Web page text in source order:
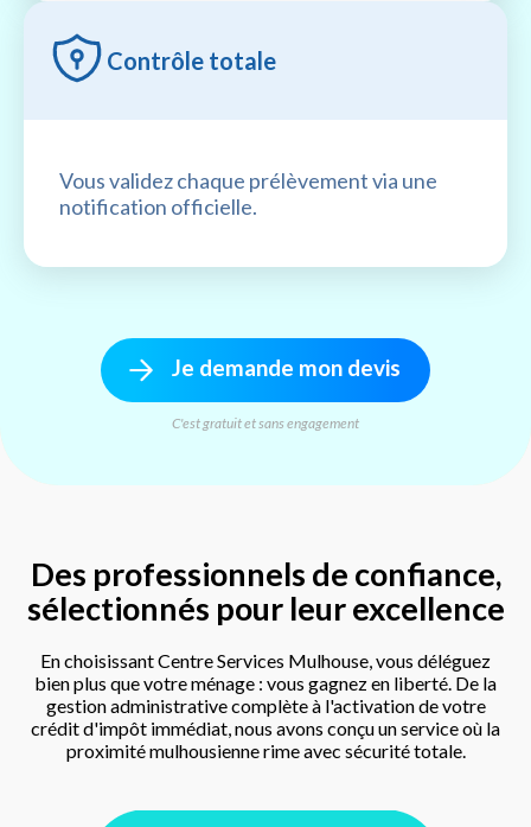
Contrôle totale
Vous validez chaque prélèvement via une
notification officielle.
Je demande mon devis
C'est gratuit et sans engagement
Des professionnels de confiance,
sélectionnés pour leur excellence
En choisissant Centre Services Mulhouse, vous déléguez
bien plus que votre ménage : vous gagnez en liberté. De la
gestion administrative complète à l'activation de votre
crédit d'impôt immédiat, nous avons conçu un service où la
proximité mulhousienne rime avec sécurité totale.